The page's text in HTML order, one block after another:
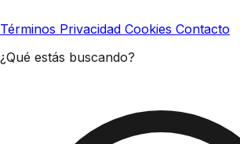
Términos Privacidad Cookies Contacto
¿Qué estás buscando?